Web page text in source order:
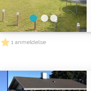
1 anmeldelse